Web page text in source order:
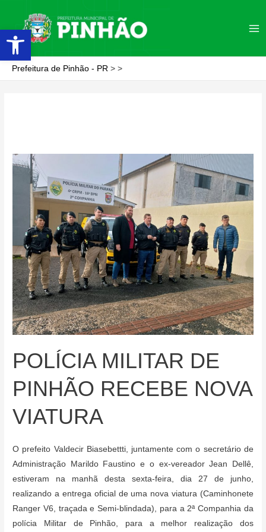
Abrir a barra de ferramentas
conteúdo
Prefeitura de Pinhão - PR > >
POLÍCIA MILITAR DE
PINHÃO RECEBE NOVA
VIATURA
O prefeito Valdecir Biasebettti, juntamente com o secretário de
Administração Marildo Faustino e o ex-vereador Jean Dellê,
estiveram na manhã desta sexta-feira, dia 27 de junho,
realizando a entrega oficial de uma nova viatura (Caminhonete
Ranger V6, traçada e Semi-blindada), para a 2ª Companhia da
polícia Militar de Pinhão, para a melhor realização dos